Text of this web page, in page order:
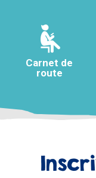
Carnet de
route